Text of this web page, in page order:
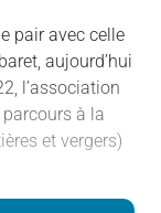
pair avec celle
aujourd’hui
l’association
à la
et vergers)